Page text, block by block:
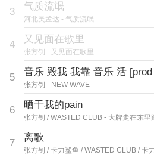
3 气质流氓
河北吴孟达 - 气质流氓
4 又见面在歌里
张方钊 - 又见面在歌里
5 音乐 毁我 我靠 音乐 活
张方钊 - NEW WAVE
6 晒干我的pain
张方钊 / WASTED CLUB - 大牌走在东里
7 离歌
张方钊 / 卡力鲨鱼 / WASTED CLUB / 卡